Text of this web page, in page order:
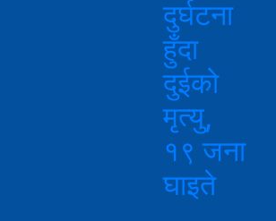
दुर्घटना
हुँदा
दुईको
मृत्यु,
१९ जना
घाइते